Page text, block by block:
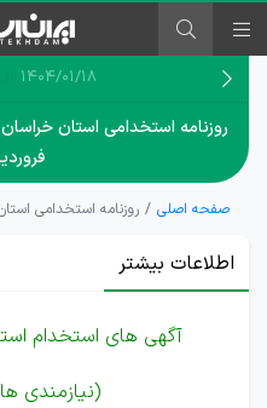
۱۴۰۴/۰۱/۱۸
فروردین
صفحه اصلی روزنامه استخدامی استان
اطلاعات بیشتر
آگهی های استخدام
(نیازمندی